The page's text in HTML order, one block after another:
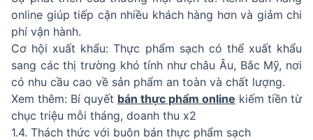
online giúp tiếp cận nhiều khách hàng hơn và giảm chi
phí vận hành.
Cơ hội xuất khẩu: Thực phẩm sạch có thể xuất khẩu
sang các thị trường khó tính như châu Âu, Bắc Mỹ, nơi
có nhu cầu cao về sản phẩm an toàn và chất lượng.
Xem thêm: Bí quyết bán thực phẩm online kiếm tiền từ
chục triệu mỗi tháng, doanh thu x2
1.4. Thách thức với buôn bán thực phẩm sạch